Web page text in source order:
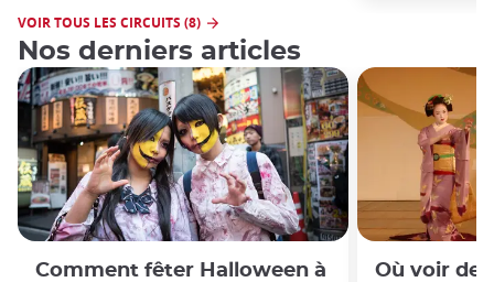
VOIR TOUS LES CIRCUITS (8)
Nos derniers articles
Comment fêter Halloween à
Où voir